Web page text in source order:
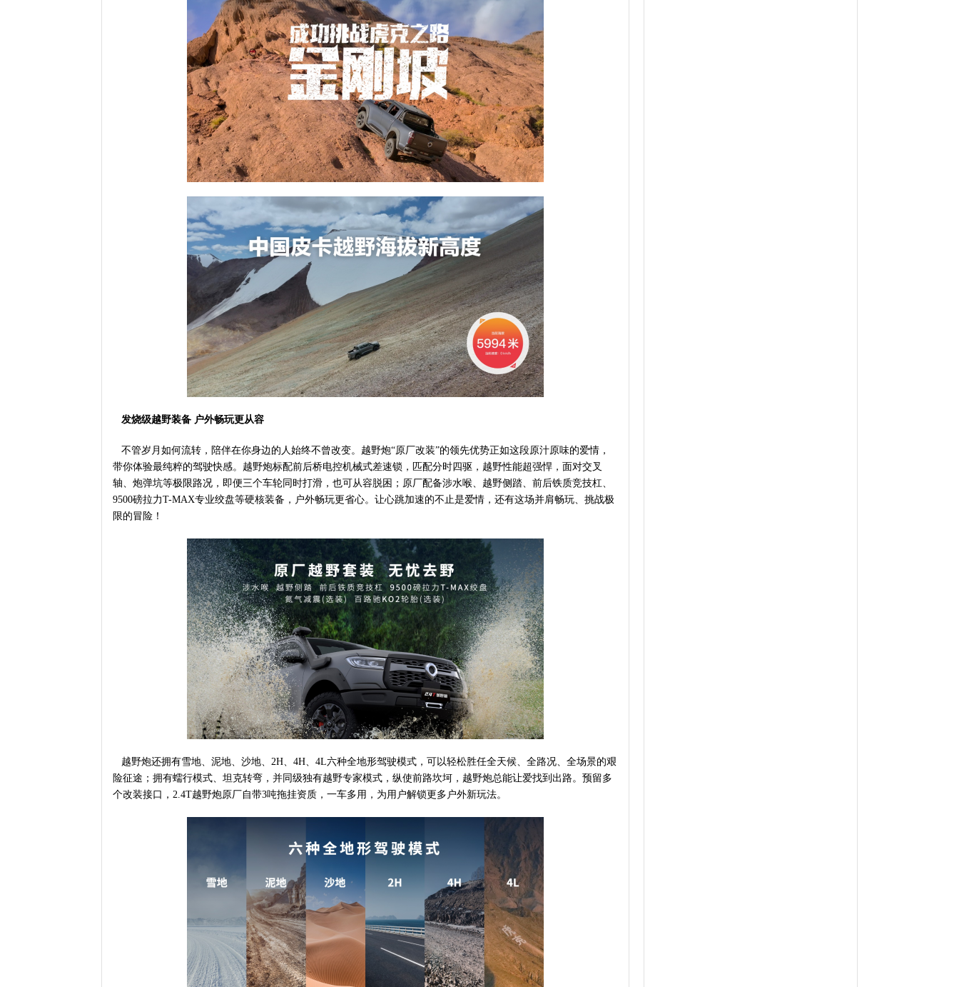
发烧级越野装备 户外畅玩更从容
不管岁月如何流转，陪伴在你身边的人始终不曾改变。越野炮“原厂改装”的领先优势正如这段原汁原味的爱情，
带你体验最纯粹的驾驶快感。越野炮标配前后桥电控机械式差速锁，匹配分时四驱，越野性能超强悍，面对交叉
轴、炮弹坑等极限路况，即便三个车轮同时打滑，也可从容脱困；原厂配备涉水喉、越野侧踏、前后铁质竞技杠、
9500磅拉力T-MAX专业绞盘等硬核装备，户外畅玩更省心。让心跳加速的不止是爱情，还有这场并肩畅玩、挑战极
限的冒险！
越野炮还拥有雪地、泥地、沙地、2H、4H、4L六种全地形驾驶模式，可以轻松胜任全天候、全路况、全场景的艰
险征途；拥有蠕行模式、坦克转弯，并同级独有越野专家模式，纵使前路坎坷，越野炮总能让爱找到出路。预留多
个改装接口，2.4T越野炮原厂自带3吨拖挂资质，一车多用，为用户解锁更多户外新玩法。